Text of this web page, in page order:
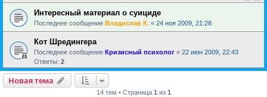
Интересный материал о суициде
Последнее сообщение Владислав К. « 24 ноя 2009, 21:28
Кот Шредингера
Последнее сообщение Кризисный психолог « 22 июн 2009, 22:43
Ответы: 2
Новая тема
14 тем • Страница 1 из 1